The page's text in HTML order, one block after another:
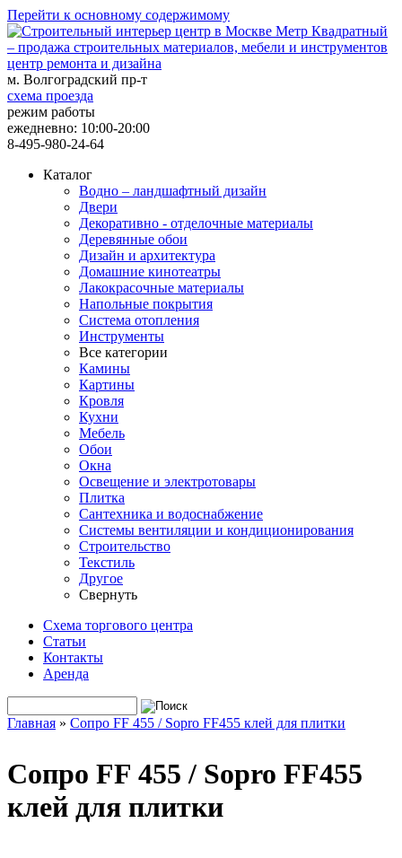
Перейти к основному содержимому
центр ремонта и дизайна
м. Волгоградский пр-т
схема проезда
режим работы
ежедневно: 10:00-20:00
8-495-980-24-64
Каталог
Водно – ландшафтный дизайн
Двери
Декоративно - отделочные материалы
Деревянные обои
Дизайн и архитектура
Домашние кинотеатры
Лакокрасочные материалы
Напольные покрытия
Система отопления
Инструменты
Все категории
Камины
Картины
Кровля
Кухни
Мебель
Обои
Окна
Освещение и электротовары
Плитка
Сантехника и водоснабжение
Системы вентиляции и кондиционирования
Строительство
Текстиль
Другое
Свернуть
Схема торгового центра
Статьи
Контакты
Аренда
Форма поиска
Главная » Сопро FF 455 / Sopro FF455 клей для плитки
Сопро FF 455 / Sopro FF455
клей для плитки